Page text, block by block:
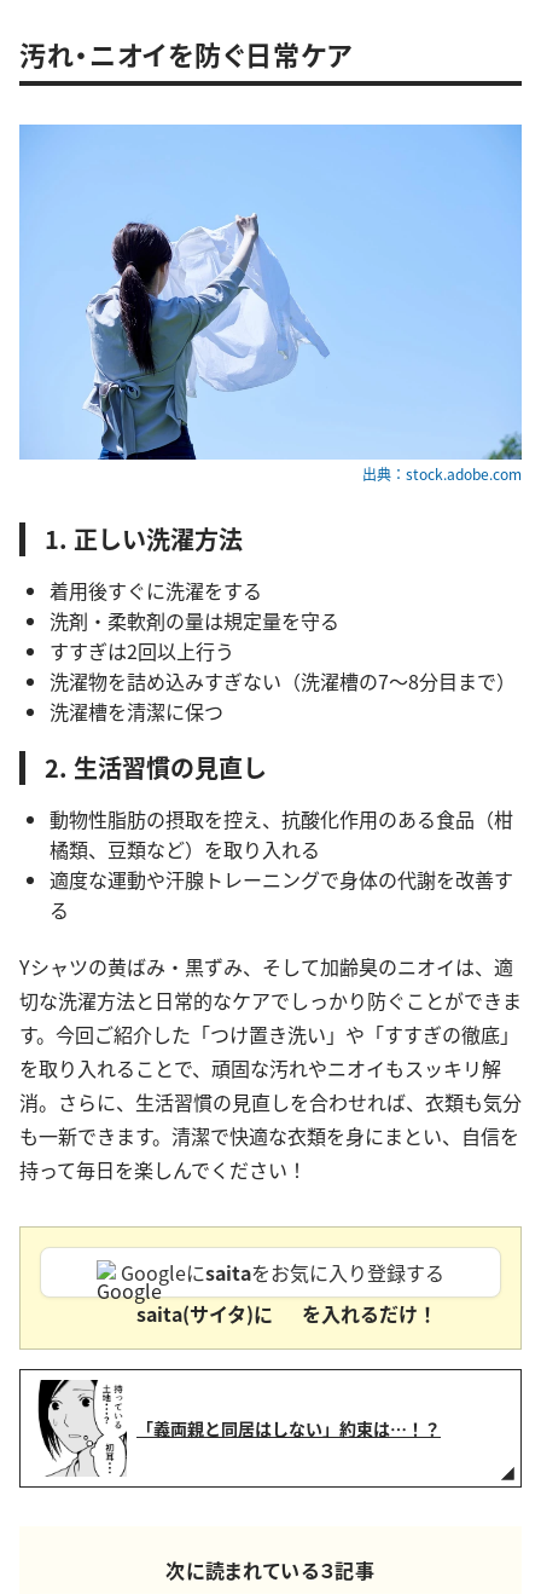
汚れ・ニオイを防ぐ日常ケア
出典：stock.adobe.com
1. 正しい洗濯方法
着用後すぐに洗濯をする
洗剤・柔軟剤の量は規定量を守る
すすぎは2回以上行う
洗濯物を詰め込みすぎない（洗濯槽の7～8分目まで）
洗濯槽を清潔に保つ
2. 生活習慣の見直し
動物性脂肪の摂取を控え、抗酸化作用のある食品（柑
橘類、豆類など）を取り入れる
適度な運動や汗腺トレーニングで身体の代謝を改善す
る
Yシャツの黄ばみ・黒ずみ、そして加齢臭のニオイは、適
切な洗濯方法と日常的なケアでしっかり防ぐことができま
す。今回ご紹介した「つけ置き洗い」や「すすぎの徹底」
を取り入れることで、頑固な汚れやニオイもスッキリ解
消。さらに、生活習慣の見直しを合わせれば、衣類も気分
も一新できます。清潔で快適な衣類を身にまとい、自信を
持って毎日を楽しんでください！
Googleにsaitaをお気に入り登録する
saita(サイタ)に
を入れるだけ！
「義両親と同居はしない」約束は…！？
次に読まれている３記事